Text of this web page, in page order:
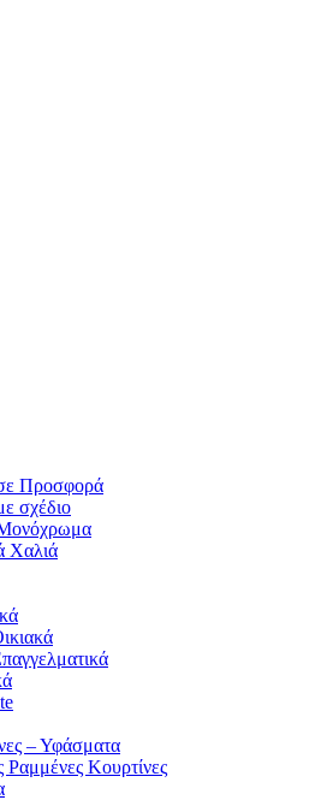
Προσφορά
σχέδιο
Χαλιά
– Υφάσματα
Ραμμένες Κουρτίνες